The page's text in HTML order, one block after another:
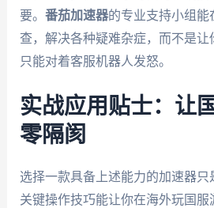
要。 番茄加速器的专业支持小组能
查，解决各种疑难杂症，而不是让
只能对着客服机器人发怒。
实战应用贴士：让
零隔阂
选择一款具备上述能力的加速器
关键操作技巧能让你在海外玩国服